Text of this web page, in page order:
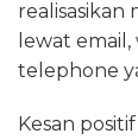
realisasikan
lewat
telephone
Kesan